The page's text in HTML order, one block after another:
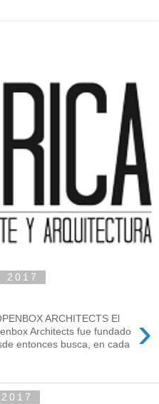
2017
›
ARCHITECTS El
Architects fue fundado
entonces busca, en cada